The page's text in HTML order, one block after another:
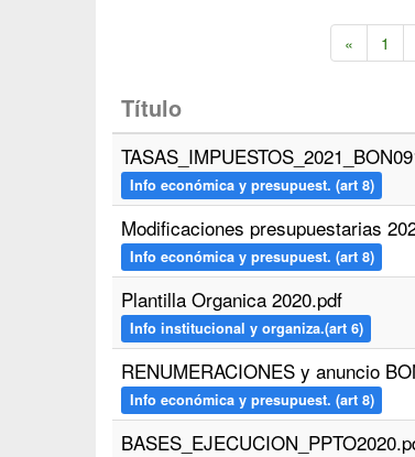
« 1
Título
Info económica y presupuest. (art 8)
Modificaciones presupuestarias
Info económica y presupuest. (art 8)
Plantilla Organica 2020.pdf
Info institucional y organiza.(art 6)
RENUMERACIONES y anuncio
Info económica y presupuest. (art 8)